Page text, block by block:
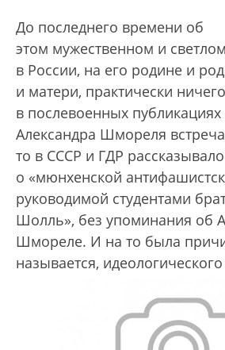
До последнего времени об
этом мужественном и
в России, на его родине и
и матери, практически
в послевоенных
Александра Шмореля
то в СССР и ГДР
о «мюнхенской
руководимой студентами
Шолль», без упоминания об
Шмореле. И на то была
называется,